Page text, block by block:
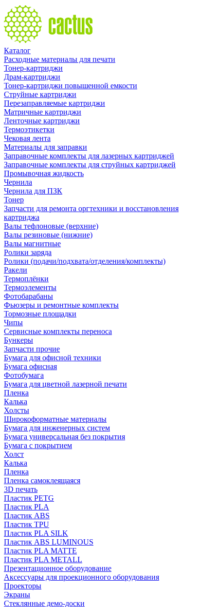
Каталог
Расходные материалы для печати
Тонер-картриджи
Драм-картриджи
Тонер-картриджи повышенной емкости
Струйные картриджи
Перезаправляемые картриджи
Матричные картриджи
Ленточные картриджи
Термоэтикетки
Чековая лента
Материалы для заправки
Заправочные комплекты для лазерных картриджей
Заправочные комплекты для струйных картриджей
Промывочная жидкость
Чернила
Чернила для ПЗК
Тонер
Запчасти для ремонта оргтехники и восстановления
картриджа
Валы тефлоновые (верхние)
Валы резиновые (нижние)
Валы магнитные
Ролики заряда
Ролики (подачи/подхвата/отделения/комплекты)
Ракели
Термоплёнки
Термоэлементы
Фотобарабаны
Фьюзеры и ремонтные комплекты
Тормозные площадки
Чипы
Сервисные комплекты переноса
Бункеры
Запчасти прочие
Бумага для офисной техники
Бумага офисная
Фотобумага
Бумага для цветной лазерной печати
Пленка
Калька
Холсты
Широкоформатные материалы
Бумага для инженерных систем
Бумага универсальная без покрытия
Бумага с покрытием
Холст
Калька
Пленка
Пленка самоклеящаяся
3D печать
Пластик PETG
Пластик PLA
Пластик ABS
Пластик TPU
Пластик PLA SILK
Пластик ABS LUMINOUS
Пластик PLA MATTE
Пластик PLA METALL
Презентационное оборудование
Аксессуары для проекционного оборудования
Проекторы
Экраны
Стеклянные демо-доски